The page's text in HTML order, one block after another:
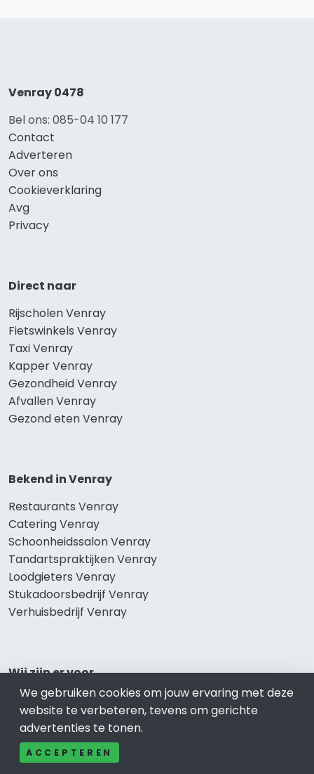
Venray 0478
Bel ons: 085-04 10 177
Contact
Adverteren
Over ons
Cookieverklaring
Avg
Privacy
Direct naar
Rijscholen Venray
Fietswinkels Venray
Taxi Venray
Kapper Venray
Gezondheid Venray
Afvallen Venray
Gezond eten Venray
Bekend in Venray
Restaurants Venray
Catering Venray
Schoonheidssalon Venray
Tandartspraktijken Venray
Loodgieters Venray
Stukadoorsbedrijf Venray
Verhuisbedrijf Venray
Wij zijn er voor
Winkelen Venray
Meubel-Woonwinkel Venray
Appartementen- en Kamerverhuur Venray
Camping Venray
We gebruiken cookies om jouw ervaring met deze
website te verbeteren, tevens om gerichte
advertenties te tonen.
ACCEPTEREN